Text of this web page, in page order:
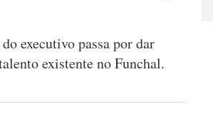
executivo passa por dar
existente no Funchal.